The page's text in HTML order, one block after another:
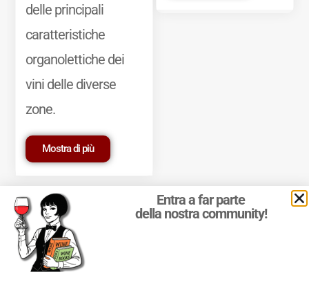
delle principali
caratteristiche
organolettiche dei
vini delle diverse
zone.
Mostra di più
Entra a far parte
della nostra community!